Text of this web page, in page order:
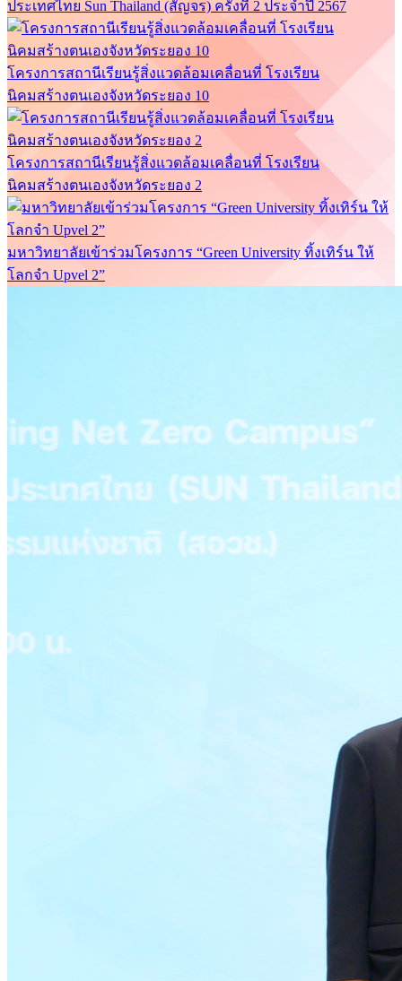
ประเทศไทย Sun Thailand (สัญจร) ครั้งที่ 2 ประจำปี 2567
โครงการสถานีเรียนรู้สิ่งแวดล้อมเคลื่อนที่ โรงเรียน
นิคมสร้างตนเองจังหวัดระยอง 10
โครงการสถานีเรียนรู้สิ่งแวดล้อมเคลื่อนที่ โรงเรียน
นิคมสร้างตนเองจังหวัดระยอง 2
มหาวิทยาลัยเข้าร่วมโครงการ “Green University ทิ้งเทิร์น ให้
โลกจำ Upvel 2”